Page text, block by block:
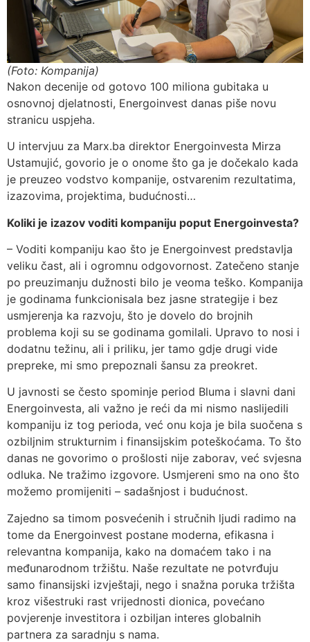
(Foto: Kompanija)
Nakon decenije od gotovo 100 miliona gubitaka u
osnovnoj djelatnosti, Energoinvest danas piše novu
stranicu uspjeha.
U intervjuu za Marx.ba direktor Energoinvesta Mirza
Ustamujić, govorio je o onome što ga je dočekalo kada
je preuzeo vodstvo kompanije, ostvarenim rezultatima,
izazovima, projektima, budućnosti…
Koliki je izazov voditi kompaniju poput Energoinvesta?
– Voditi kompaniju kao što je Energoinvest predstavlja
veliku čast, ali i ogromnu odgovornost. Zatečeno stanje
po preuzimanju dužnosti bilo je veoma teško. Kompanija
je godinama funkcionisala bez jasne strategije i bez
usmjerenja ka razvoju, što je dovelo do brojnih
problema koji su se godinama gomilali. Upravo to nosi i
dodatnu težinu, ali i priliku, jer tamo gdje drugi vide
prepreke, mi smo prepoznali šansu za preokret.
U javnosti se često spominje period Bluma i slavni dani
Energoinvesta, ali važno je reći da mi nismo naslijedili
kompaniju iz tog perioda, već onu koja je bila suočena s
ozbiljnim strukturnim i finansijskim poteškoćama. To što
danas ne govorimo o prošlosti nije zaborav, već svjesna
odluka. Ne tražimo izgovore. Usmjereni smo na ono što
možemo promijeniti – sadašnjost i budućnost.
Zajedno sa timom posvećenih i stručnih ljudi radimo na
tome da Energoinvest postane moderna, efikasna i
relevantna kompanija, kako na domaćem tako i na
međunarodnom tržištu. Naše rezultate ne potvrđuju
samo finansijski izvještaji, nego i snažna poruka tržišta
kroz višestruki rast vrijednosti dionica, povećano
povjerenje investitora i ozbiljan interes globalnih
partnera za saradnju s nama.